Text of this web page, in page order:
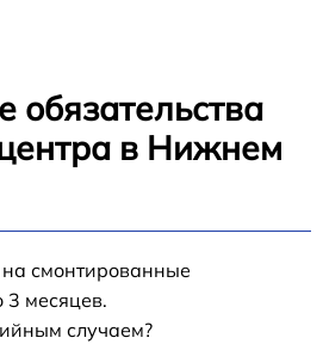
обязательства
в Нижнем
на смонтированные
месяцев.
случаем?